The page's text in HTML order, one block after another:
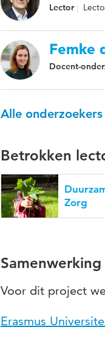
Lector
Femke
Docent-
Alle onderzoekers
Betrokken
Zorg
Voor dit project
Erasmus